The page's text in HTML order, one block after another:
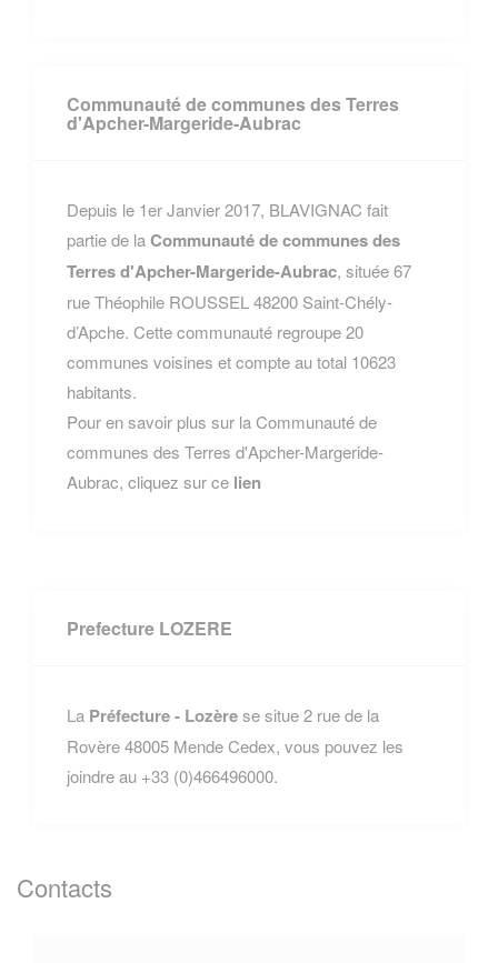
Communauté de communes des Terres
d'Apcher-Margeride-Aubrac
Depuis le 1er Janvier 2017, BLAVIGNAC fait
partie de laCommunauté de communes des
Terres d'Apcher-Margeride-Aubrac, située 67
rue Théophile ROUSSEL 48200 Saint-Chély-
d’Apche. Cette communauté regroupe 20
communes voisines et compte au total 10623
habitants.
Pour en savoir plus sur la Communauté de
communes des Terres d'Apcher-Margeride-
Aubrac, cliquez sur ce lien
Prefecture LOZERE
La Préfecture - Lozèrese situe 2 rue de la
Rovère 48005 Mende Cedex, vous pouvez les
joindre au +33 (0)466496000.
Contacts